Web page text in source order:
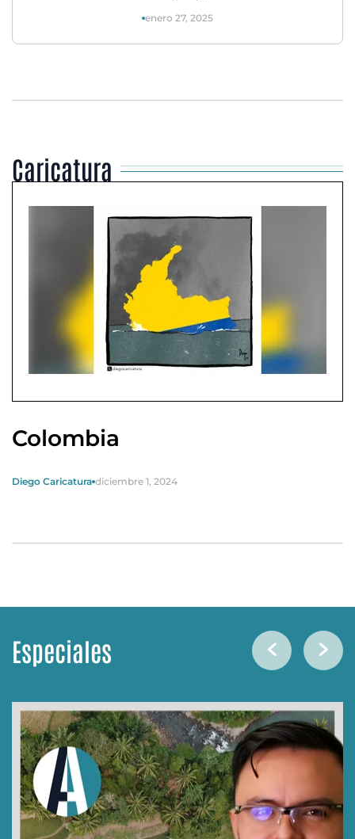
enero 27, 2025
Caricatura
Colombia
Diego Caricatura diciembre 1, 2024
Especiales